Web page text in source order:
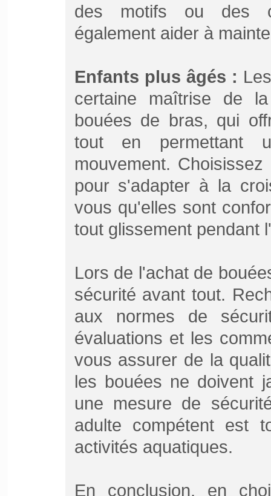
des motifs ou des
également aider à
Enfants plus âgés :
certaine maîtrise de
bouées de bras, qui
tout en permettant
mouvement.
pour s'adapter à la
vous qu'elles sont
tout glissement pendant
Lors de l'achat de
sécurité avant tout.
aux normes de
évaluations et les
vous assurer de la
les bouées ne doivent
une mesure de
adulte compétent est
activités aquatiques.
En conclusion, en